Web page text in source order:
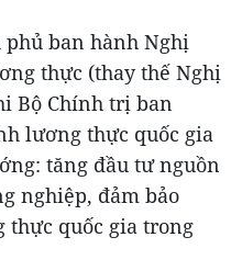
ban hành Nghị
thực (thay thế Nghị
Bộ Chính trị ban
lương thực quốc gia
tăng đầu tư nguồn
nghiệp, đảm bảo
quốc gia trong